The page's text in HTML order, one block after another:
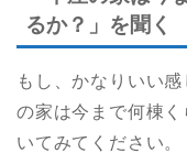
るか？」を聞く
もし、かなりいい
の家は今まで何棟
いてみてください。